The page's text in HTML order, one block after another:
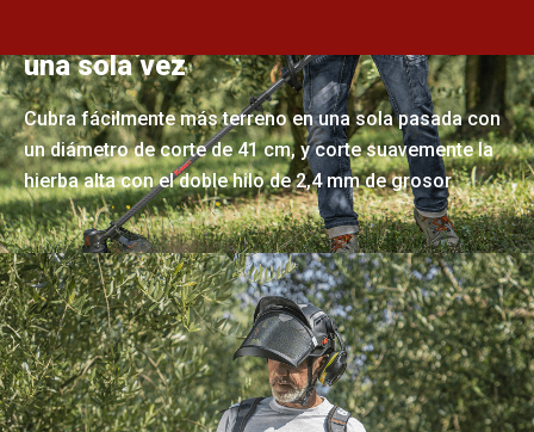
una sola vez
Cubra fácilmente más terreno en una sola pasada con
un diámetro de corte de 41 cm, y corte suavemente la
hierba alta con el doble hilo de 2,4 mm de grosor.